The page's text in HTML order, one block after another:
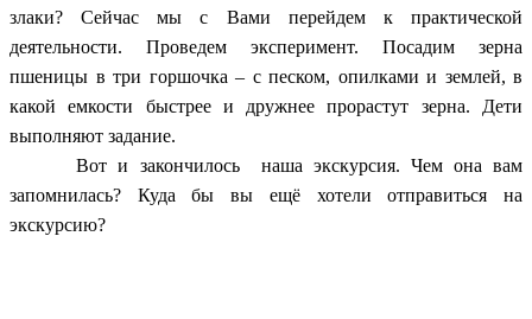
злаки? Сейчас мы с Вами перейдем к практической
деятельности. Проведем эксперимент. Посадим зерна
пшеницы в три горшочка – с песком, опилками и землей, в
какой емкости быстрее и дружнее прорастут зерна. Дети
выполняют задание.
Вот и закончилось наша экскурсия. Чем она вам
запомнилась? Куда бы вы ещё хотели отправиться на
экскурсию?